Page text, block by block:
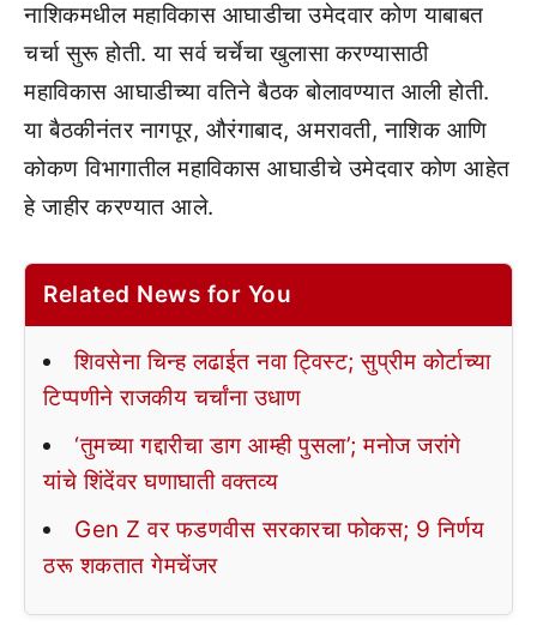
नाशिकमधील महाविकास आघाडीचा उमेदवार कोण याबाबत
चर्चा सुरू होती. या सर्व चर्चेचा खुलासा करण्यासाठी
महाविकास आघाडीच्या वतिने बैठक बोलावण्यात आली होती.
या बैठकीनंतर नागपूर, औरंगाबाद, अमरावती, नाशिक आणि
कोकण विभागातील महाविकास आघाडीचे उमेदवार कोण आहेत
हे जाहीर करण्यात आले.
Related News for You
शिवसेना चिन्ह लढाईत नवा ट्विस्ट; सुप्रीम कोर्टाच्या
टिप्पणीने राजकीय चर्चांना उधाण
‘तुमच्या गद्दारीचा डाग आम्ही पुसला’; मनोज जरांगे
यांचे शिंदेंवर घणाघाती वक्तव्य
Gen Z वर फडणवीस सरकारचा फोकस; 9 निर्णय
ठरू शकतात गेमचेंजर